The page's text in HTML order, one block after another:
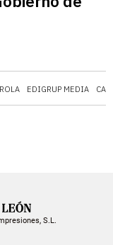
EDIGRUP MEDIA
S.L.